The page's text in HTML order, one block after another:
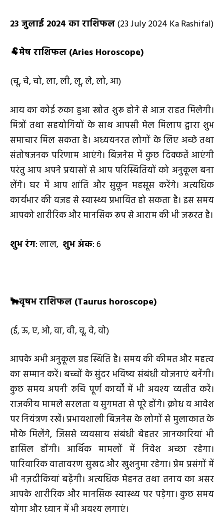
23 जुलाई 2024 का राशिफल(23 July 2024 Ka Rashifal)
🐏मेष राशिफल (Aries Horoscope)
(चू, चे, चो, ला, ली, लू, ले, लो, आ)
आय का कोई रुका हुआ स्त्रोत शुरू होने से आज राहत मिलेगी।
मित्रों तथा सहयोगियों के साथ आपसी मेल मिलाप द्वारा शुभ
समाचार मिल सकता है। अध्ययनरत लोगों के लिए अच्छे तथा
संतोषजनक परिणाम आएंगे। बिजनेस में कुछ दिक्कतें आएंगी
परंतु आप अपने प्रयासों से आप परिस्थितियों को अनुकूल बना
लेंगे। घर में आप शांति और सुकून महसूस करेंगे। अत्यधिक
कार्यभार की वजह से स्वास्थ्य प्रभावित हो सकता है। इस समय
आपको शारीरिक और मानसिक रूप से आराम की भी जरूरत है।
शुभ रंग: लाल, शुभ अंक: 6
🐂वृषभ राशिफल (Taurus horoscope)
(ई, ऊ, ए, ओ, वा, वी, वू, वे, वो)
आपके अभी अनुकूल ग्रह स्थिति है। समय की कीमत और महत्व
का सम्मान करें। बच्चों के सुंदर भविष्य संबंधी योजनाएं बनेंगी।
कुछ समय अपनी रुचि पूर्ण कार्यों में भी अवश्य व्यतीत करें।
राजकीय मामले सरलता व सुगमता से पूरे होंगे। क्रोध व आवेश
पर नियंत्रण रखें। प्रभावशाली बिजनेस के लोगों से मुलाकात के
मौके मिलेंगे, जिससे व्यवसाय संबंधी बेहतर जानकारियां भी
हासिल होंगी। आर्थिक मामलों में निवेश अच्छा रहेगा।
पारिवारिक वातावरण सुखद और खुशनुमा रहेगा। प्रेम प्रसंगों में
भी नज़दीकियां बढ़ेंगी। अत्यधिक मेहनत तथा तनाव का असर
आपके शारीरिक और मानसिक स्वास्थ्य पर पड़ेगा। कुछ समय
योगा और ध्यान में भी अवश्य लगाएं।